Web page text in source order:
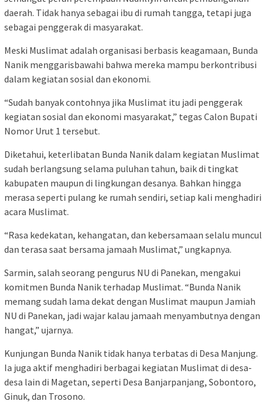
daerah. Tidak hanya sebagai ibu di rumah tangga, tetapi juga
sebagai penggerak di masyarakat.
Meski Muslimat adalah organisasi berbasis keagamaan, Bunda
Nanik menggarisbawahi bahwa mereka mampu berkontribusi
dalam kegiatan sosial dan ekonomi.
“Sudah banyak contohnya jika Muslimat itu jadi penggerak
kegiatan sosial dan ekonomi masyarakat,” tegas Calon Bupati
Nomor Urut 1 tersebut.
Diketahui, keterlibatan Bunda Nanik dalam kegiatan Muslimat
sudah berlangsung selama puluhan tahun, baik di tingkat
kabupaten maupun di lingkungan desanya. Bahkan hingga
merasa seperti pulang ke rumah sendiri, setiap kali menghadiri
acara Muslimat.
“Rasa kedekatan, kehangatan, dan kebersamaan selalu muncul
dan terasa saat bersama jamaah Muslimat,” ungkapnya.
Sarmin, salah seorang pengurus NU di Panekan, mengakui
komitmen Bunda Nanik terhadap Muslimat. “Bunda Nanik
memang sudah lama dekat dengan Muslimat maupun Jamiah
NU di Panekan, jadi wajar kalau jamaah menyambutnya dengan
hangat,” ujarnya.
Kunjungan Bunda Nanik tidak hanya terbatas di Desa Manjung.
Ia juga aktif menghadiri berbagai kegiatan Muslimat di desa-
desa lain di Magetan, seperti Desa Banjarpanjang, Sobontoro,
Ginuk, dan Trosono.